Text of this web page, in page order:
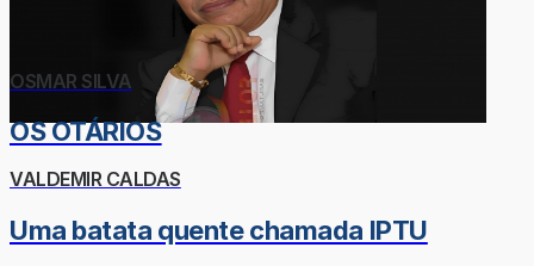
OSMAR SILVA
OS OTÁRIOS
VALDEMIR CALDAS
Uma batata quente chamada IPTU